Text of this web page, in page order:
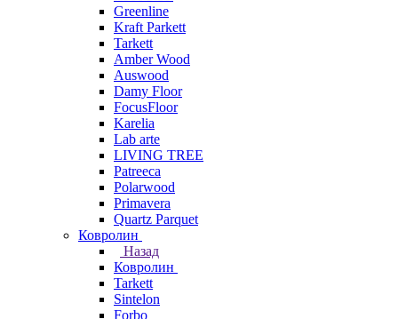
Greenline
Kraft Parkett
Tarkett
Amber Wood
Auswood
Damy Floor
FocusFloor
Karelia
Lab arte
LIVING TREE
Patreeca
Polarwood
Primavera
Quartz Parquet
Ковролин
Назад
Ковролин
Tarkett
Sintelon
Forbo